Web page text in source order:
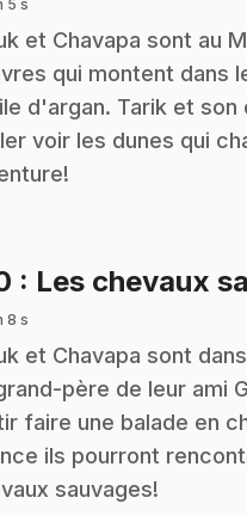
5 s
et Chavapa sont au
qui montent dans
d'argan. Tarik et
voir les dunes qui
: Les chevaux
8 s
et Chavapa sont
père de leur ami
faire une balade en
ils pourront
sauvages!